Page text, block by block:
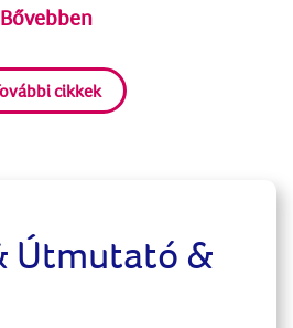
Bővebben
cikkek
Útmutató &